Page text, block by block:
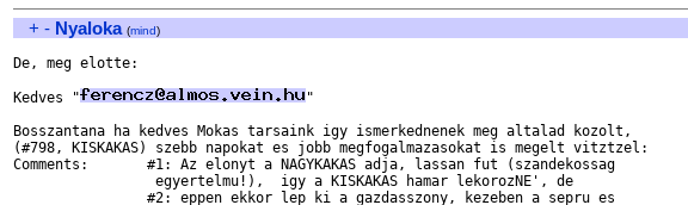
+ - Nyaloka (mind)
De, meg elotte:
Kedves "
"
Bosszantana ha kedves Mokas tarsaink igy ismerkednenek meg altalad kozolt,
(#798, KISKAKAS) szebb napokat es jobb megfogalmazasokat is megelt vitztzel:
Comments:	#1: Az elonyt a NAGYKAKAS adja, lassan fut (szandekossag